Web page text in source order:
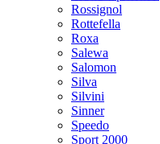
Rossignol
Rottefella
Roxa
Salewa
Salomon
Silva
Silvini
Sinner
Speedo
Sport 2000